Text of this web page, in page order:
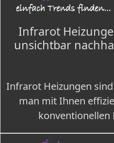
Infrarot
unsichtbar
Infrarot Heizungen
man mit Ihnen
konventionellen